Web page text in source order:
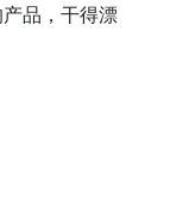
品，干得漂